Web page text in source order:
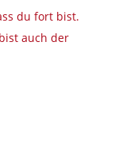
du fort bist.
auch der